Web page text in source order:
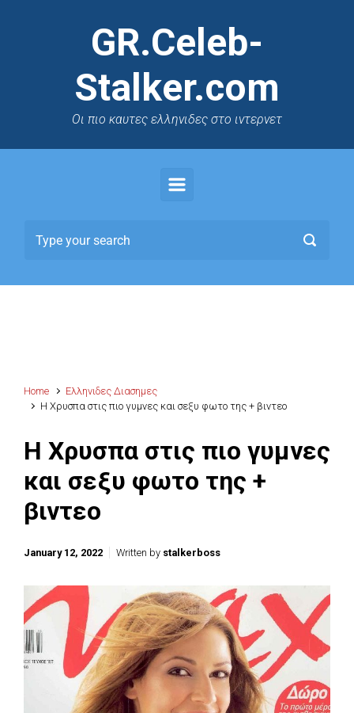
GR.Celeb-
Stalker.com
Oι πιο καυτες ελληνιδες στο ιντερνετ
Home
Ελληνιδες Διασημες
H Χρυσπα στις πιο γυμνες και σεξυ φωτο της + βιντεο
H Χρυσπα στις πιο γυμνες
και σεξυ φωτο της +
βιντεο
January 12, 2022 Written by stalkerboss